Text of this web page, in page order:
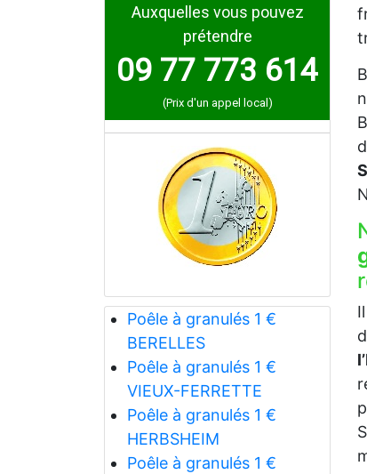
Auxquelles vous pouvez
prétendre
09 77 773 614
(Prix d'un appel local)
Poêle à granulés 1 €
BERELLES
Poêle à granulés 1 €
VIEUX-FERRETTE
Poêle à granulés 1 €
HERBSHEIM
Poêle à granulés 1 €